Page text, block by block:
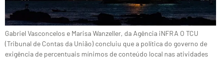
Gabriel Vasconcelos e Marisa Wanzeller, da Agência iNFRA O TCU
(Tribunal de Contas da União) concluiu que a política do governo de
exigência de percentuais mínimos de conteúdo local nas atividades